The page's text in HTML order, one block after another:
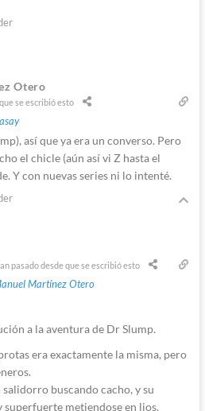
Otero
se escribió esto
así que ya era un converso. Pero
el chicle (aún así vi Z hasta el
Y con nuevas series ni lo intenté.
pasado desde que se escribió esto
Martínez Otero
a la aventura de Dr Slump.
era exactamente la misma, pero
buscando cacho, y su
superfuerte metiendose en lios.